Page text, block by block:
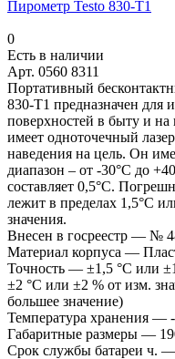
Пирометр Testo 830-T1
0
Есть в наличии
Арт. 0560 8311
Портативный
830-T1 предназначен для
поверхностей в быту и
имеет одноточечный
наведения на цель. Он
диапазон – от -30°С до
составляет 0,5°С.
лежит в пределах 1,5°С
значения.
Внесен в госреестр — №
Материал корпуса —
Точность — ±1,5 °C или
±2 °C или ±2 % от изм.
большее значение)
Температура хранения —
Габаритные размеры —
Срок службы батареи ч. —